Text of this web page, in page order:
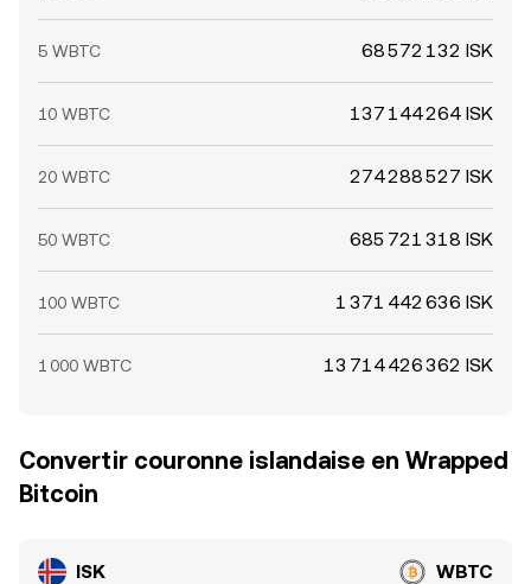
5 WBTC 68 572 132 ISK
10 WBTC 137 144 264 ISK
20 WBTC 274 288 527 ISK
50 WBTC 685 721 318 ISK
100 WBTC 1 371 442 636 ISK
1 000 WBTC 13 714 426 362 ISK
Convertir couronne islandaise en Wrapped
Bitcoin
ISK WBTC